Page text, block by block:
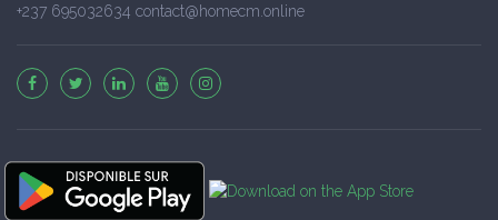
+237 695032634 contact@homecm.online